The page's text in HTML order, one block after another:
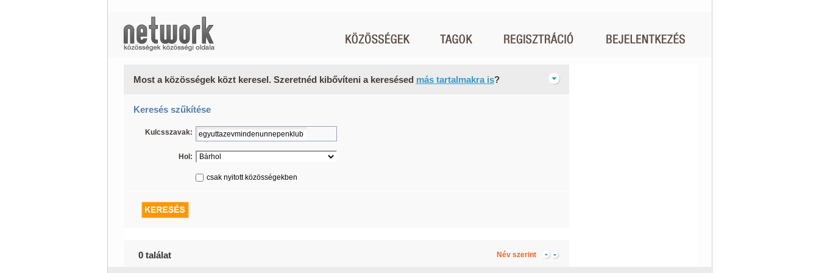
Most a közösségek közt keresel. Szeretnéd kibővíteni a keresésed más tartalmakra is?
Keresés szűkítése
Kulcsszavak:
Hol:
csak nyitott közösségekben
0 találat Név szerint